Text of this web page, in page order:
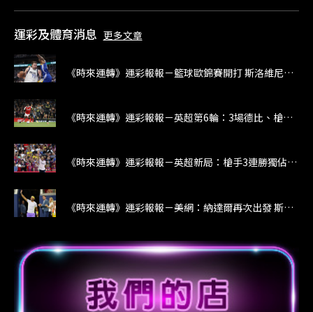
運彩及體育消息 更多文章
《時來運轉》運彩報報－籃球歐錦賽開打 斯洛維尼亞大戰立陶宛
《時來運轉》運彩報報－英超第6輪：3場德比、槍魔大戰
《時來運轉》運彩報報－英超新局：槍手3連勝獨佔榜首 紅軍未開胡倒數第5
《時來運轉》運彩報報－美網：納達爾再次出發 斯威雅蒂力求回穩